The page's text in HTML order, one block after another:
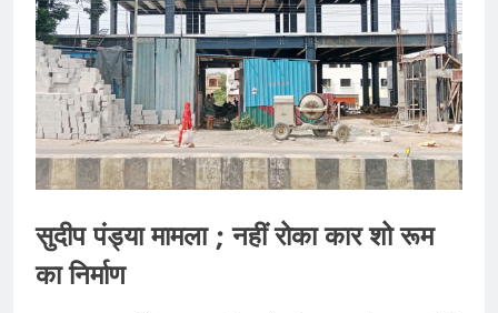
सुदीप पंड्या मामला ; नहीं रोका कार शो रूम
का निर्माण